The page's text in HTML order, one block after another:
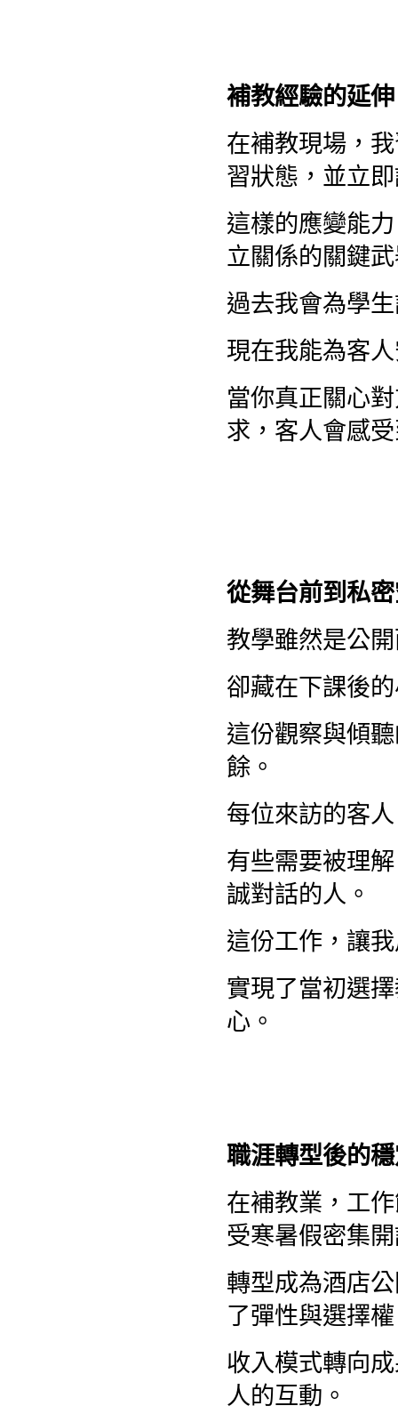
補教經驗的延
在補教現場，
習狀態，並立
這樣的應變能
立關係的關鍵
過去我會為學
現在我能為客
當你真正關心
求，客人會感
從舞台前到私
教學雖然是公
卻藏在下課後
這份觀察與傾
餘。
每位來訪的客
有些需要被理
誠對話的人。
這份工作，讓
實現了當初選
心。
職涯轉型後的
在補教業，工
受寒暑假密集
轉型成為酒店
了彈性與選擇
收入模式轉向
人的互動。